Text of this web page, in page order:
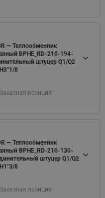
— Теплообменник
BPHE_RD-210-194-
штуцер Q1/Q2
8
Заказная позиция
— Теплообменник
BPHE_RD-210-130-
штуцер Q1/Q2
8
Заказная позиция